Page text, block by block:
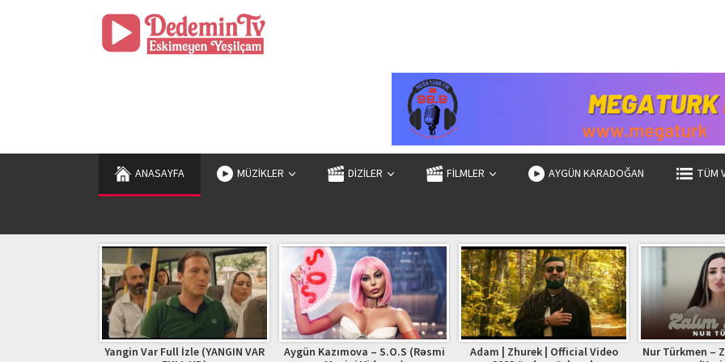
ANASAYFA MÜZİKLER DİZİLER FİLMLER AYGÜN KARADOĞAN TÜM
Aygün Kazımova – S.O.S (Rəsmi
Adam | Zhurek | Official Video
Nur Türkmen – Zalim Adam 2025
Mahmud